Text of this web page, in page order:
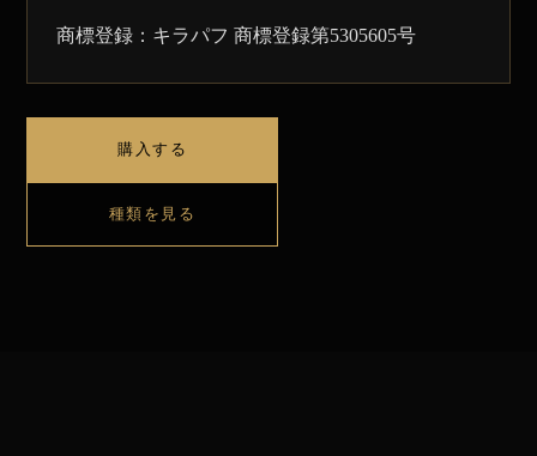
商標登録：キラパフ 商標登録第5305605号
購入する
種類を見る